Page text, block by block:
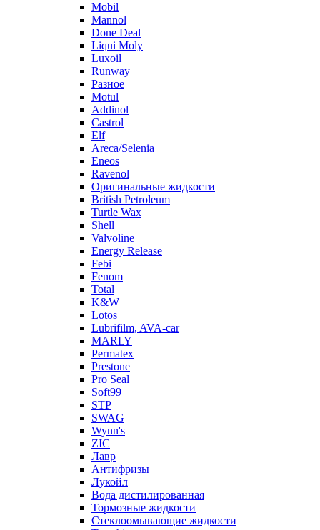
Mobil
Mannol
Done Deal
Liqui Moly
Luxoil
Runway
Разное
Motul
Addinol
Castrol
Elf
Areca/Selenia
Eneos
Ravenol
Оригинальные жидкости
British Petroleum
Turtle Wax
Shell
Valvoline
Energy Release
Febi
Fenom
Total
K&W
Lotos
Lubrifilm, AVA-car
MARLY
Permatex
Prestone
Pro Seal
Soft99
STP
SWAG
Wynn's
ZIC
Лавр
Антифризы
Лукойл
Вода дистилированная
Тормозные жидкости
Стеклоомывающие жидкости